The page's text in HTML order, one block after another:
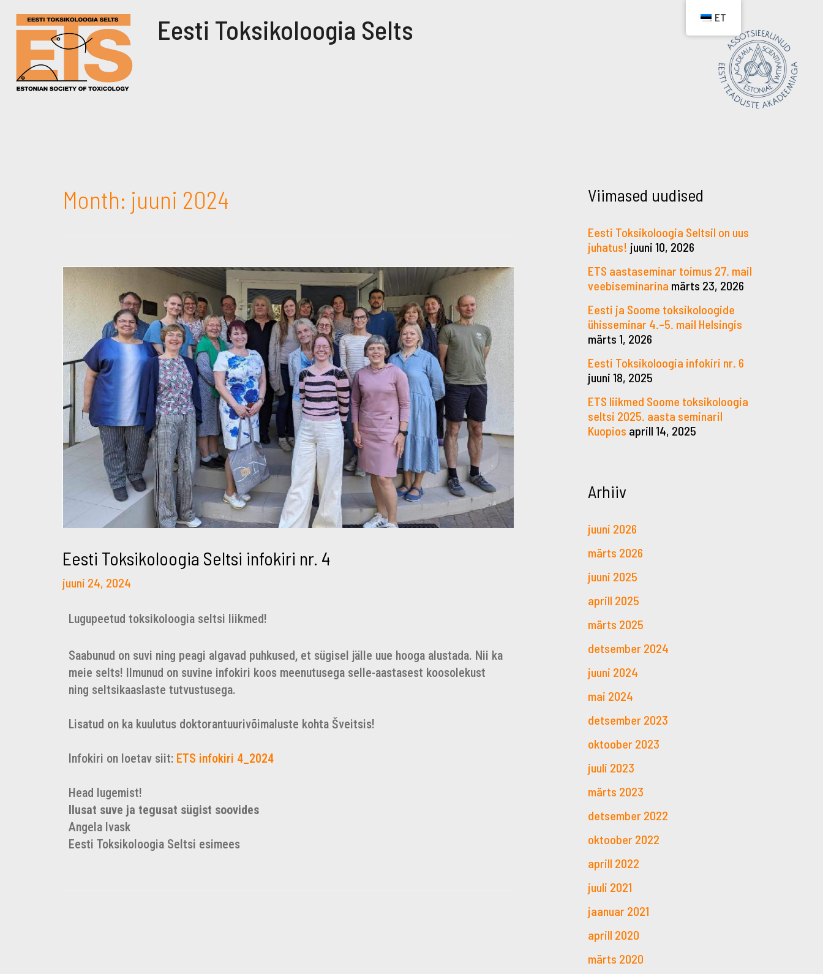
Eesti Toksikoloogia Selts
Month: juuni 2024
Eesti Toksikoloogia Seltsi infokiri nr. 4
juuni 24, 2024
Lugupeetud toksikoloogia seltsi liikmed!
Saabunud on suvi ning peagi algavad puhkused, et sügisel jälle uue hooga alustada. Nii ka
meie selts! Ilmunud on suvine infokiri koos meenutusega selle-aastasest koosolekust
ning seltsikaaslaste tutvustusega.
Lisatud on ka kuulutus doktorantuurivõimaluste kohta Šveitsis!
Infokiri on loetav siit: ETS infokiri 4_2024
Head lugemist!
Ilusat suve ja tegusat sügist soovides
Angela Ivask
Eesti Toksikoloogia Seltsi esimees
Viimased uudised
Eesti Toksikoloogia Seltsil on uus
juhatus! juuni 10, 2026
ETS aastaseminar toimus 27. mail
veebiseminarina märts 23, 2026
Eesti ja Soome toksikoloogide
ühisseminar 4.–5. mail Helsingis
märts 1, 2026
Eesti Toksikoloogia infokiri nr. 6
juuni 18, 2025
ETS liikmed Soome toksikoloogia
seltsi 2025. aasta seminaril
Kuopios aprill 14, 2025
Arhiiv
juuni 2026
märts 2026
juuni 2025
aprill 2025
märts 2025
detsember 2024
juuni 2024
mai 2024
detsember 2023
oktoober 2023
juuli 2023
märts 2023
detsember 2022
oktoober 2022
aprill 2022
juuli 2021
jaanuar 2021
aprill 2020
märts 2020
ET